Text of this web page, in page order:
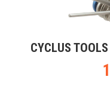
CYCLUS